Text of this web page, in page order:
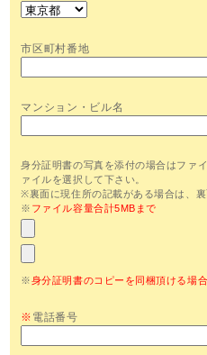
市区町村番地
マンション・ビル名
身分証明書の写真を添付の場合はファ
ァイルを選択して下さい。
※裏面に現住所の記載がある場合は、裏
※ ファイル容量合計5MBまで
※身分証明書のコピーを同梱頂ける場
※ 電話番号